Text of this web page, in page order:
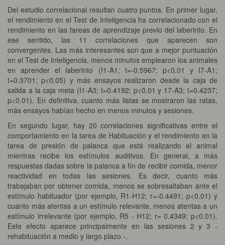
Del estudio correlacional resultan cuatro puntos. En primer lugar,
el rendimiento en el Test de Inteligencia ha correlacionado con el
rendimiento en las tareas de aprendizaje previo del laberinto. En
ese sentido, las 11 correlaciones que aparecen son
convergentes. Las más interesantes son que a mejor puntuación
en el Test de Inteligencia, menos minutos emplearon los animales
en aprender el laberinto (I1-A1; t=-0.5967; p<0.01 y I7-A1;
t=0.3701; p<0.05) y más ensayos realizaron desde la caja de
salida a la caja meta (I1-A3; t=0.4192; p<0.01 y 17-A3; t=0.4237;
p<0.01). En definitiva, cuanto más listas se mostraron las ratas,
más ensayos habían hecho en menos minutos y sesiones.
En segundo lugar, hay 20 correlaciones significativas entre el
comportamiento en la tarea de Habituación y el rendimiento en la
tarea de presión de palanca que está realizando el animal
mientras recibe los estímulos auditivos. En general, a más
respuestas dadas sobre la palanca a fín de recibir comida, menor
reactividad en todas las sesiones. Es decir, cuanto más
trabajaban por obtener comida, menos se sobresaltaban ante el
estímulo habituador (por ejemplo, R1-H12; r=-0.4491; p<0.01) y
cuanto más atentas a un estímulo relevante, menos atentas a un
estímulo irrelevante (por ejemplo, R5 - H12; r= 0.4349; p<0.01).
Este efecto aparece principalmente en las sesiones 2 y 3 -
rehabituación a medio y largo plazo -.